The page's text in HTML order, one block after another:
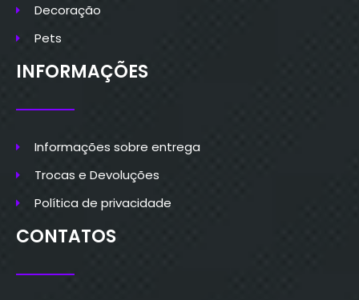
Decoração
Pets
INFORMAÇÕES
Informações sobre entrega
Trocas e Devoluções
Política de privacidade
CONTATOS